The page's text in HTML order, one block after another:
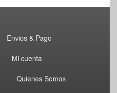
Envios & Pago
Mi cuenta
Quienes Somos